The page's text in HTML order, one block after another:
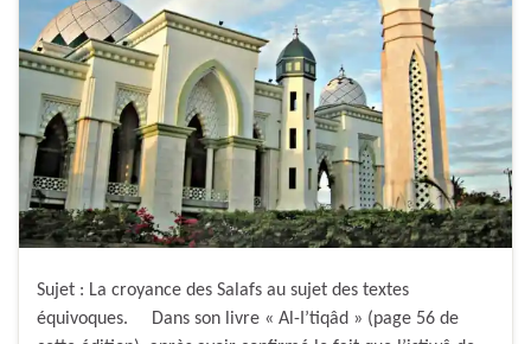
Sujet : La croyance des Salafs au sujet des textes
équivoques. Dans son livre « Al-I’tiqâd » (page 56 de